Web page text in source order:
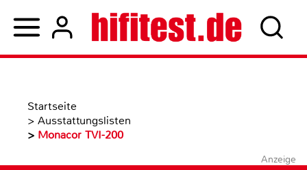
Startseite
> Ausstattungslisten
> Monacor TVI-200
Anzeige